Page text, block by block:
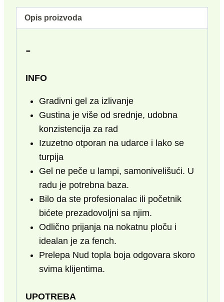
Opis proizvoda
-
INFO
Gradivni gel za izlivanje
Gustina je više od srednje, udobna
konzistencija za rad
Izuzetno otporan na udarce i lako se
turpija
Gel ne peče u lampi, samonivelišući. U
radu je potrebna baza.
Bilo da ste profesionalac ili početnik
bićete prezadovoljni sa njim.
Odlično prijanja na nokatnu ploču i
idealan je za fench.
Prelepa Nud topla boja odgovara skoro
svima klijentima.
UPOTREBA